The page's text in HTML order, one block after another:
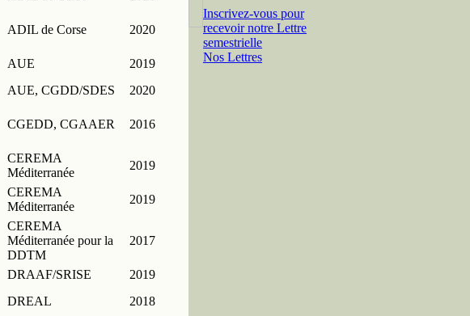
ADIL de Corse
2020
AUE
2019
AUE, CGDD/SDES
2020
CGEDD, CGAAER 2016
CEREMA
Méditerranée
2019
CEREMA
Méditerranée
2019
CEREMA
Méditerranée pour la
DDTM
2017
DRAAF/SRISE
2019
DREAL
2018
Inscrivez-vous pour
recevoir notre Lettre
semestrielle
Nos Lettres